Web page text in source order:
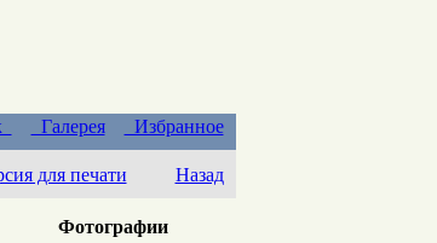
Галерея Избранное
для печати Назад
Фотографии